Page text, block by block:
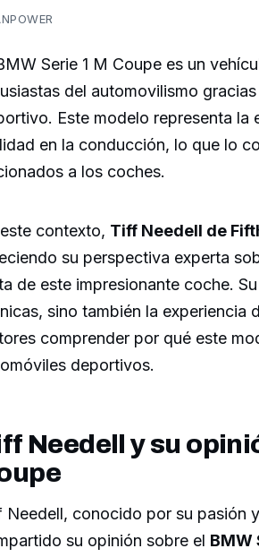
Serie 1 M Coupe es un
del automovilismo
Este modelo representa la
en la conducción, lo que lo
a los coches.
contexto, Tiff Needell de
su perspectiva experta
de este impresionante coche.
sino también la
comprender por qué este
deportivos.
Needell y su
Needell, conocido por su pasión
su opinión sobre el BMW